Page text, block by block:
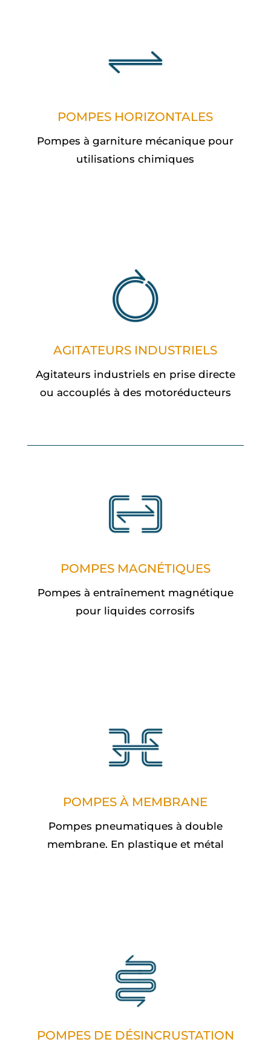
POMPES HORIZONTALES
Pompes à garniture mécanique pour
utilisations chimiques
AGITATEURS INDUSTRIELS
Agitateurs industriels en prise directe
ou accouplés à des motoréducteurs
POMPES MAGNÉTIQUES
Pompes à entraînement magnétique
pour liquides corrosifs
POMPES À MEMBRANE
Pompes pneumatiques à double
membrane. En plastique et métal
POMPES DE DÉSINCRUSTATION